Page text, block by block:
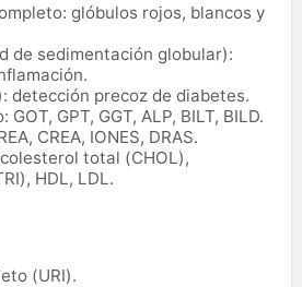
glóbulos rojos, blancos y
de sedimentación globular):
detección precoz de diabetes.
GPT, GGT, ALP, BILT, BILD.
CREA, IONES, DRAS.
total (CHOL),
HDL, LDL.
(URI).